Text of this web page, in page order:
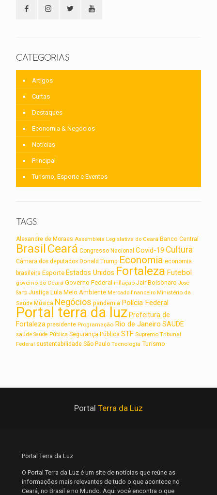
CATEGORIAS
Artigos
Curtas
Destaques
Economia & Negócios
Notícias
Principal
Turismo, Esporte e Eventos
TAGS
Alexandre de Moraes Assembleia Legislativa do Ceará Banco Central
BrasilCeará Congresso Nacional Covid-19 Cultura
Câmara dos deputados Donald Trump Economia economia
brasileira Esporte Estados Unidos Fortaleza Futebol
governo do Ceará Governo Federal inflação Jair Bolsonaro José
Sarto Justiça Lula Meio Ambiente Mercado financeiro Ministério da
Saúde Música Negócios pandemia Polícia Federal
Portal terra da luz Prefeitura de
Fortaleza presidente Programação Rio de Janeiro SAUDE
saúde Saúde Pública Segurança Pública STF Supremo Tribunal
Federal sustentabilidade São Paulo Tecnologia Turismo
Portal Terra da Luz
Portal Terra da Luz
O Portal Terra da Luz é um site de notícias que reúne as
informações mais relevantes de tudo o que acontece no
Ceará, no Brasil e no Mundo. Aqui você encontra o que